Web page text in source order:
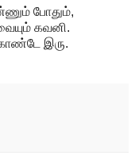
போதும்,
கவனி.
இரு.